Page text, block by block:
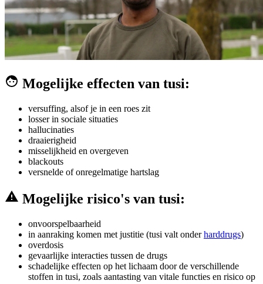
Mogelijke effecten van tusi:
versuffing, alsof je in een roes zit
losser in sociale situaties
hallucinaties
draaierigheid
misselijkheid en overgeven
blackouts
versnelde of onregelmatige hartslag
Mogelijke risico's van tusi:
onvoorspelbaarheid
in aanraking komen met justitie (tusi valt onderharddrugs)
overdosis
gevaarlijke interacties tussen de drugs
schadelijke effecten op het lichaam door de verschillende
stoffen in tusi, zoals aantasting van vitale functies en risico op